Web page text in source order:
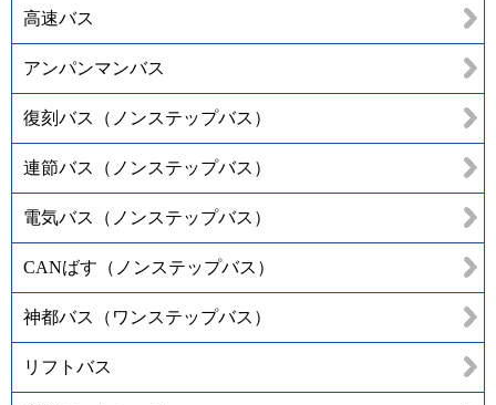
高速バス
アンパンマンバス
復刻バス（ノンステップバス）
連節バス（ノンステップバス）
電気バス（ノンステップバス）
CANばす（ノンステップバス）
神都バス（ワンステップバス）
リフトバス